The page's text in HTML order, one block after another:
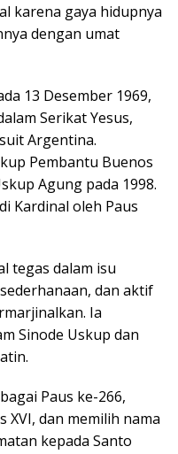
karena gaya hidupnya
dengan umat
13 Desember 1969,
Serikat Yesus,
Argentina.
Pembantu Buenos
Agung pada 1998.
Kardinal oleh Paus
tegas dalam isu
dan aktif
Ia
Sinode Uskup dan
Paus ke-266,
XVI, dan memilih nama
kepada Santo